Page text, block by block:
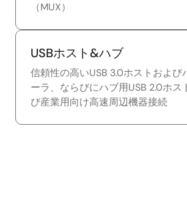
（MUX）
USBホスト&ハブ
信頼性の高いUSB 3.0ホストおよび
ーラ、ならびにハブ用USB 2.0ホス
び産業用向け高速周辺機器接続